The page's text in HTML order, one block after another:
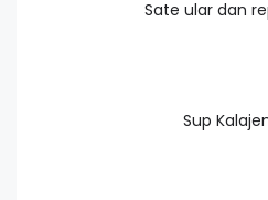
Sate ular dan
Sup